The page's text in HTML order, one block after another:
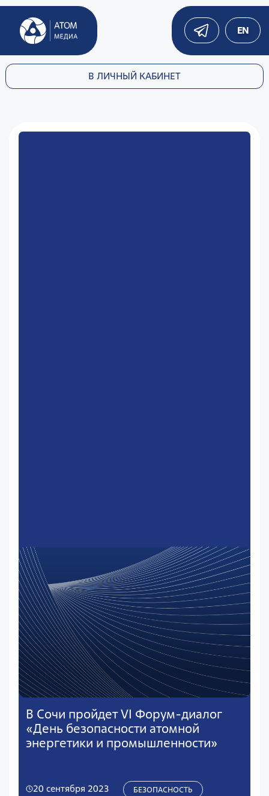
EN
В ЛИЧНЫЙ КАБИНЕТ
В Сочи пройдет VI Форум-диалог
«День безопасности атомной
энергетики и промышленности»
20 сентября 2023 БЕЗОПАСНОСТЬ